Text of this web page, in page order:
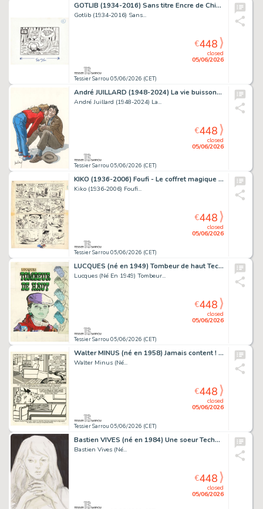
GOTLIB (1934-2016) Sans titre Encre de Chine sur papier...
Gotlib (1934-2016) Sans...
Tessier Sarrou 05/06/2026 (CET)
closed
05/06/2026
€448
André JUILLARD (1948-2024) La vie buissonnière Encres...
André Juillard (1948-2024) La...
Tessier Sarrou 05/06/2026 (CET)
closed
05/06/2026
€448
KIKO (1936-2006) Foufi - Le coffret magique Encre de...
Kiko (1936-2006) Foufi...
Tessier Sarrou 05/06/2026 (CET)
closed
05/06/2026
€448
LUCQUES (né en 1949) Tombeur de haut Technique mixte...
Lucques (Né En 1949) Tombeur...
Tessier Sarrou 05/06/2026 (CET)
closed
05/06/2026
€448
Walter MINUS (né en 1958) Jamais content ! Encre de...
Walter Minus (Né...
Tessier Sarrou 05/06/2026 (CET)
closed
05/06/2026
€448
Bastien VIVES (né en 1984) Une soeur Technique mixte...
Bastien Vives (Né...
closed
05/06/2026
€448